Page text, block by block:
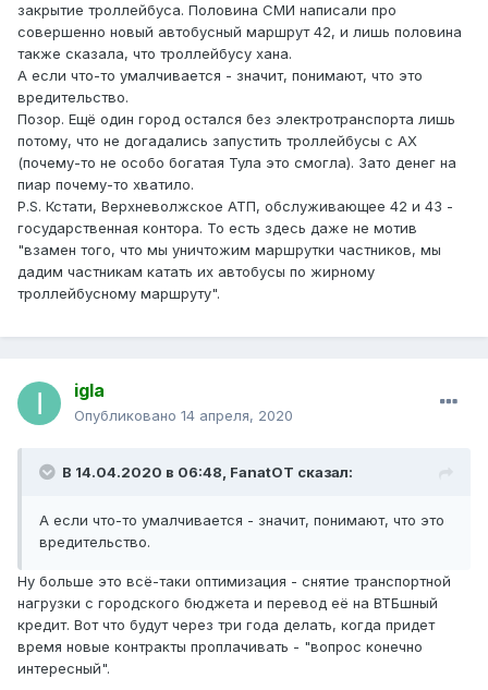
закрытие троллейбуса. Половина СМИ написали про
совершенно новый автобусный маршрут 42, и лишь половина
также сказала, что троллейбусу хана.
А если что-то умалчивается - значит, понимают, что это
вредительство.
Позор. Ещё один город остался без электротранспорта лишь
потому, что не догадались запустить троллейбусы с АХ
(почему-то не особо богатая Тула это смогла). Зато денег на
пиар почему-то хватило.
P.S. Кстати, Верхневолжское АТП, обслуживающее 42 и 43 -
государственная контора. То есть здесь даже не мотив
"взамен того, что мы уничтожим маршрутки частников, мы
дадим частникам катать их автобусы по жирному
троллейбусному маршруту".
igla
Опубликовано 14 апреля, 2020
В 14.04.2020 в 06:48, FanatOT сказал:
А если что-то умалчивается - значит, понимают, что это
вредительство.
Ну больше это всё-таки оптимизация - снятие транспортной
нагрузки с городского бюджета и перевод её на ВТБшный
кредит. Вот что будут через три года делать, когда придет
время новые контракты проплачивать - "вопрос конечно
интересный".